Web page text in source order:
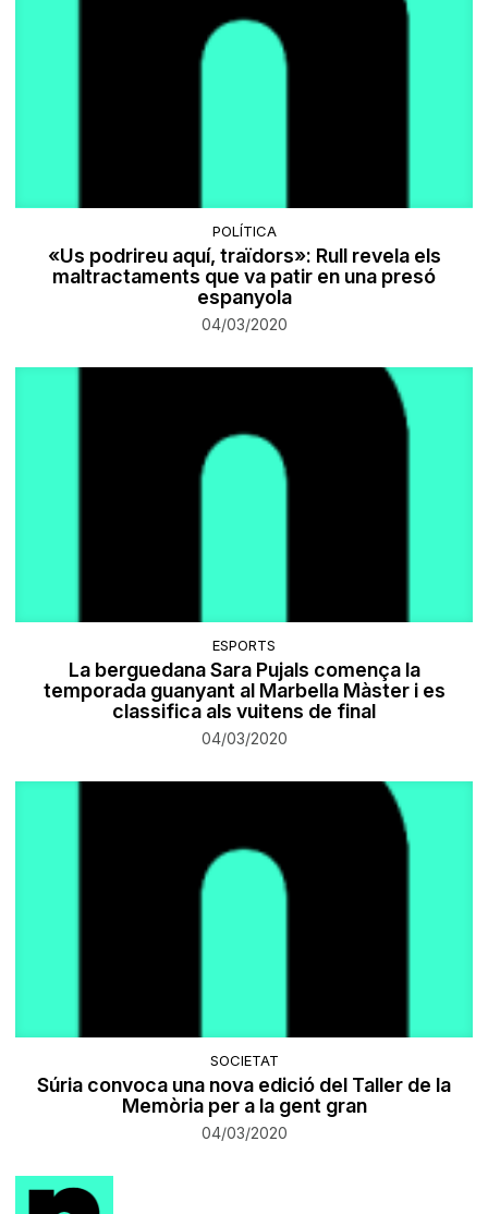
POLÍTICA
«Us podrireu aquí, traïdors»: Rull revela els
maltractaments que va patir en una presó
espanyola
04/03/2020
ESPORTS
La berguedana Sara Pujals comença la
temporada guanyant al Marbella Màster i es
classifica als vuitens de final
04/03/2020
SOCIETAT
Súria convoca una nova edició del Taller de la
Memòria per a la gent gran
04/03/2020